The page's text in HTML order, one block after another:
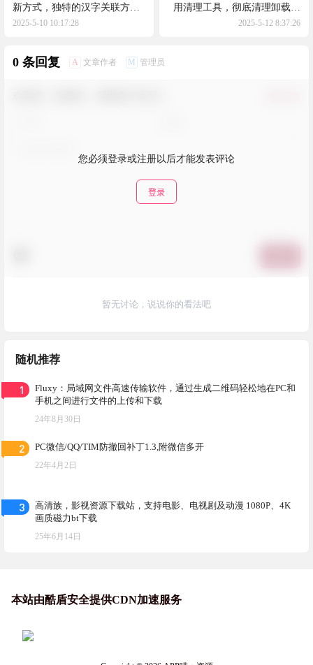
新方式，独特的汉字关联方
式，帮助用户更高效地掌握汉
2025-5-10 10:17:28
用清理工具，彻底清理卸载应
用后残留的文件
2025-5-12 8:37:26
0 条回复 A 文章作者 M 管理员
您必须登录或注册以后才能发表评论
登录
暂无讨论，说说你的看法吧
随机推荐
1
Fluxy：局域网文件高速传输软件，通过生成二维码轻松地在PC和
手机之间进行文件的上传和下载
24年8月30日
2 PC微信/QQ/TIM防撤回补丁1.3,附微信多开
22年4月2日
3
高清族，影视资源下载站，支持电影、电视剧及动漫 1080P、4K
画质磁力bt下载
25年6月14日
本站由酷盾安全提供CDN加速服务